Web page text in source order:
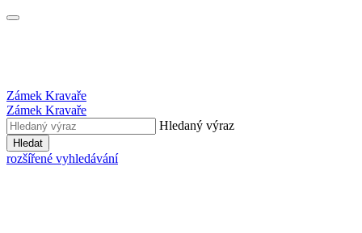
Zámek Kravaře
Zámek Kravaře
Hledaný výraz
Hledat
rozšířené vyhledávání